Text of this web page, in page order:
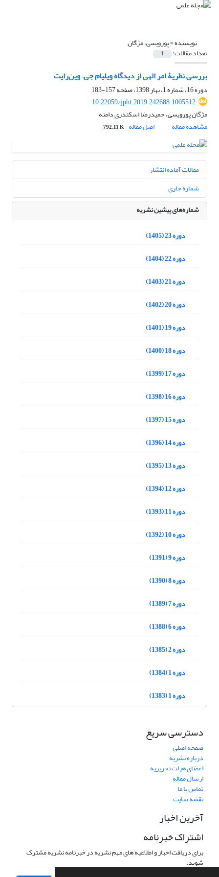
نویسنده =پورویسی، مژگان
تعداد مقالات: 1
بررسی نظریۀ امر الهی از دیدگاه ویلیام جی. وین‌رایت
دوره 16، شماره 1، بهار 1398، صفحه
157-183
10.22059/jpht.2019.242688.1005512
مژگان پورویسی، حمیدرضا اسکندری دامنه
مشاهده مقاله
اصل مقاله 792.11 K
مقالات آماده انتشار
شماره جاری
شماره‌های پیشین نشریه
دوره 23 (1405)
دوره 22 (1404)
دوره 21 (1403)
دوره 20 (1402)
دوره 19 (1401)
دوره 18 (1400)
دوره 17 (1399)
دوره 16 (1398)
دوره 15 (1397)
دوره 14 (1396)
دوره 13 (1395)
دوره 12 (1394)
دوره 11 (1393)
دوره 10 (1392)
دوره 9 (1391)
دوره 8 (1390)
دوره 7 (1389)
دوره 6 (1388)
دوره 2 (1385)
دوره 1 (1384)
دوره 1 (1383)
دسترسی سریع
صفحه اصلی
درباره نشریه
اعضای هیات تحریریه
ارسال مقاله
تماس با ما
نقشه سایت
آخرین اخبار
اشتراک خبرنامه
برای دریافت اخبار و اطلاعیه های مهم نشریه در خبرنامه نشریه مشترک
شوید.